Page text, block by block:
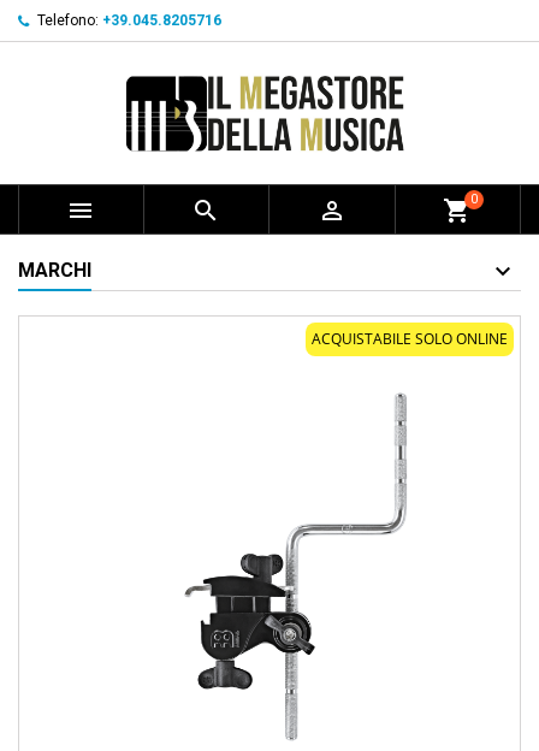
Telefono: +39.045.8205716
   shopping_cart0
MARCHI
ACQUISTABILE SOLO ONLINE